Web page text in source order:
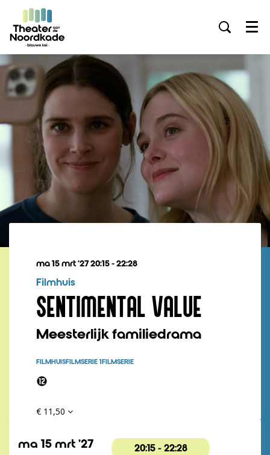
Menu
SENTIMENTAL VALUE
Meesterlijk familiedrama
Filmhuis
ma 15 mrt ’2720:15 - 22:28
FILMHUISFILMSERIE 1FILMSERIE
€ 11,50
ma 15 mrt ’27 20:15 - 22:28